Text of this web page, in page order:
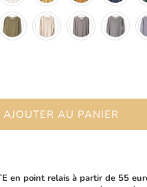
AJOUTER AU PANIER
en point relais à partir de 55